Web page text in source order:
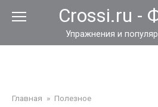
Crossi.ru -
Упражнения и
Главная » Полезное